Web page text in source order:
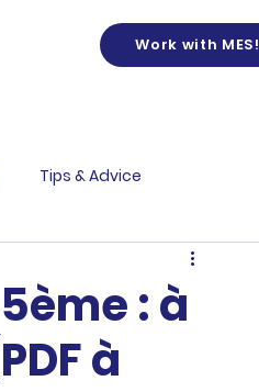
Work with MES!
Tips & Advice
: à
à